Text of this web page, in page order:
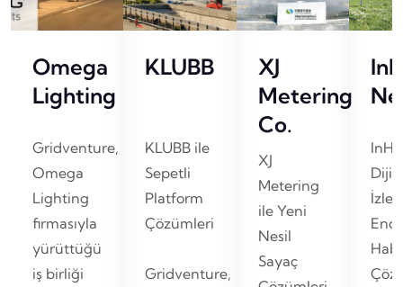
Omega
Lighting
Gridventure,
Omega
Lighting
firmasıyla
yürüttüğü
iş birliği
KLUBB
KLUBB ile
Sepetli
Platform
Çözümleri
Gridventure,
XJ
Metering
Co.
XJ
Metering
ile Yeni
Nesil
Sayaç